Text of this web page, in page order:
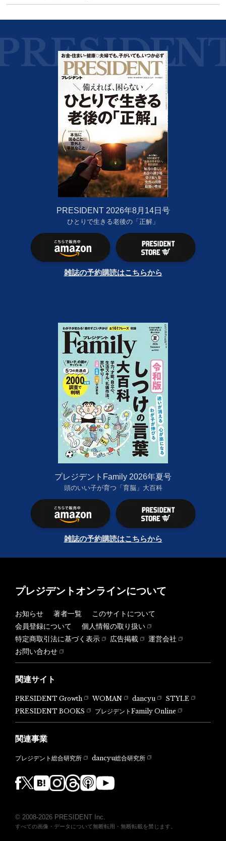
PRESIDENT 2026年8月14日号
ひとりで生きる老後の「正解」
雑誌の予約購読はこちらから
プレジデントFamily 2026年夏号
頭のいい子が育つ「育脳」大百科
雑誌の予約購読はこちらから
プレジデントオンラインについて
お知らせ 著者一覧
このサイトについて
会員登録について
個人情報の取り扱い
特定商取引法に基づく表示
広告掲載
運営会社
お問い合わせ
関連サイト
PRESIDENT Growth WOMAN dancyu
STYLE
PRESIDENT BOOKS
プレジデントFamily Online
関連事業
プレジデント総合研究所 dancyu総合研究所
© 2008-2026 PRESIDENT Inc.
すべての画像・データについて無断転用・無断転載を禁じます。